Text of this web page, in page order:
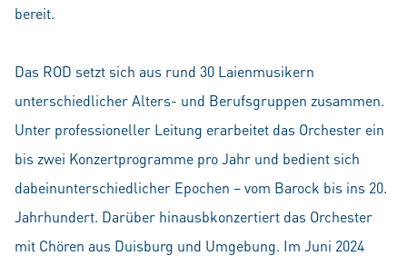
bereit.
Das ROD setzt sich aus rund 30 Laienmusikern
unterschiedlicher Alters- und Berufsgruppen zusammen.
Unter professioneller Leitung erarbeitet das Orchester ein
bis zwei Konzertprogramme pro Jahr und bedient sich
dabeinunterschiedlicher Epochen – vom Barock bis ins 20.
Jahrhundert. Darüber hinausbkonzertiert das Orchester
mit Chören aus Duisburg und Umgebung. Im Juni 2024